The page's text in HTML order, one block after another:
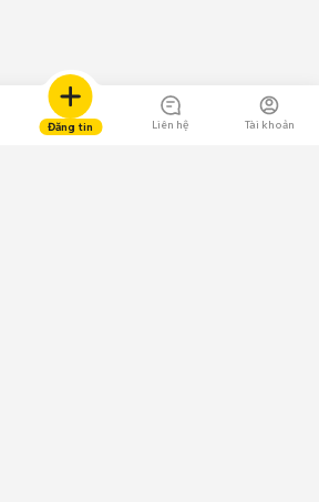
Đăng tin Liên hệ Tài khoản